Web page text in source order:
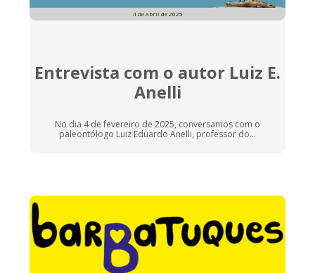
4 de abril de 2025
Entrevista com o autor Luiz E.
Anelli
No dia 4 de fevereiro de 2025, conversamos com o
paleontólogo Luiz Eduardo Anelli, professor do...